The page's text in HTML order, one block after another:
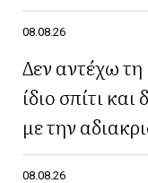
08.08.26
Δεν αντέχω
ίδιο σπίτι
με την
08.08.26